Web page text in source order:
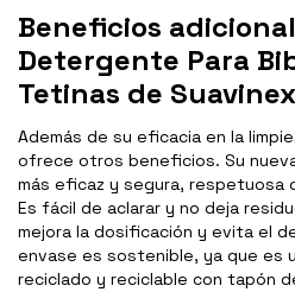
Beneficios
Detergente Para
Tetinas de Suavinex
Además de su eficacia en la
ofrece otros beneficios. Su
más eficaz y segura, respetuosa
Es fácil de aclarar y no deja
mejora la dosificación y evita el
envase es sostenible, ya que es
reciclado y reciclable con tapón